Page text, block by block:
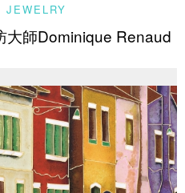
JEWELRY
大師Dominique Renaud